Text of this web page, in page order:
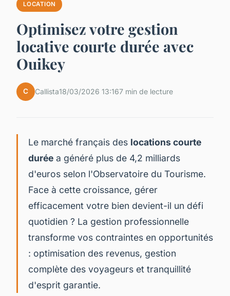
LOCATION
Optimisez votre gestion
locative courte durée avec
Ouikey
C Callista18/03/2026 13:167 min de lecture
Le marché français des locations courte
durée a généré plus de 4,2 milliards
d'euros selon l'Observatoire du Tourisme.
Face à cette croissance, gérer
efficacement votre bien devient-il un défi
quotidien ? La gestion professionnelle
transforme vos contraintes en opportunités
: optimisation des revenus, gestion
complète des voyageurs et tranquillité
d'esprit garantie.